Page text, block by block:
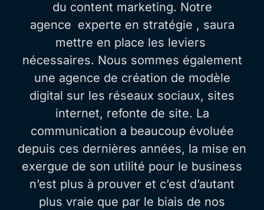
du content marketing. Notre
agence experte en stratégie , saura
mettre en place les leviers
nécessaires. Nous sommes également
une agence de création de modèle
digital sur les réseaux sociaux, sites
internet, refonte de site. La
communication a beaucoup évoluée
depuis ces dernières années, la mise en
exergue de son utilité pour le business
n’est plus à prouver et c’est d’autant
plus vraie que par le biais de nos